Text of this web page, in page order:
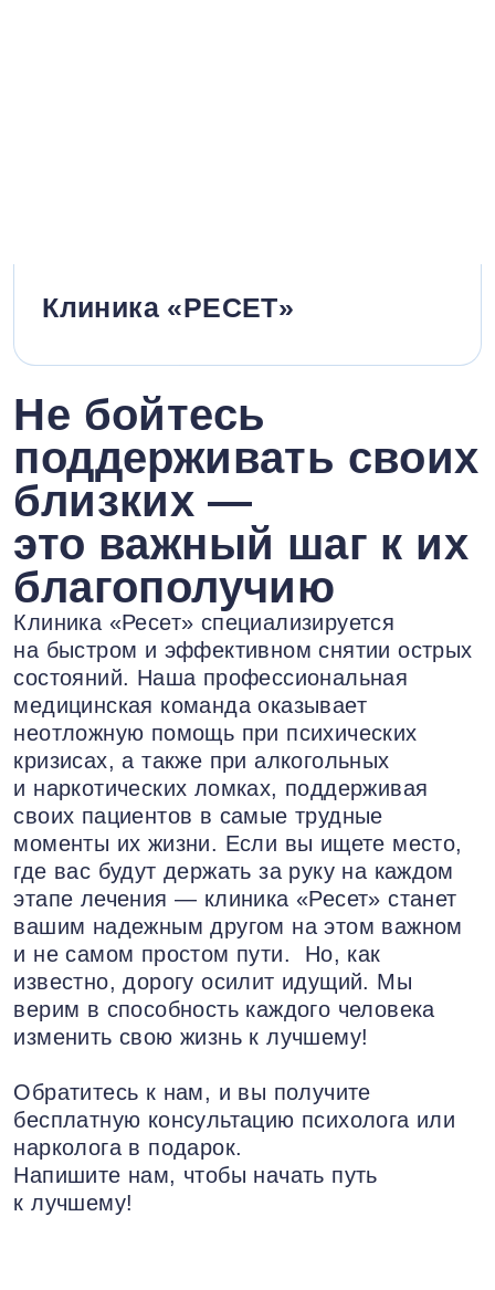
Клиника «РЕСЕТ»
Не бойтесь
поддерживать своих
близких —
это важный шаг к их
благополучию
Клиника «Ресет» специализируется
на быстром и эффективном снятии острых
состояний. Наша профессиональная
медицинская команда оказывает
неотложную помощь при психических
кризисах, а также при алкогольных
и наркотических ломках, поддерживая
своих пациентов в самые трудные
моменты их жизни. Если вы ищете место,
где вас будут держать за руку на каждом
этапе лечения — клиника «Ресет» станет
вашим надежным другом на этом важном
и не самом простом пути. Но, как
известно, дорогу осилит идущий. Мы
верим в способность каждого человека
изменить свою жизнь к лучшему!
Обратитесь к нам, и вы получите
бесплатную консультацию психолога или
нарколога в подарок.
Напишите нам, чтобы начать путь
к лучшему!